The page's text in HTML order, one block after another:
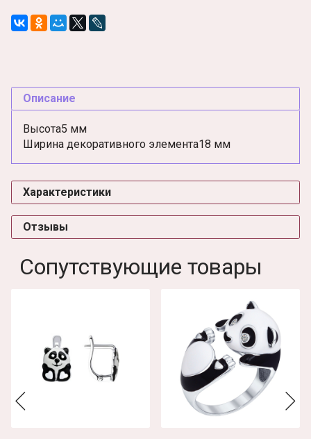
Описание
Высота5 мм
Ширина декоративного элемента18 мм
Характеристики
Отзывы
Сопутствующие товары